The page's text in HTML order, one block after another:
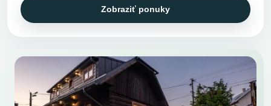
Zobraziť ponuky